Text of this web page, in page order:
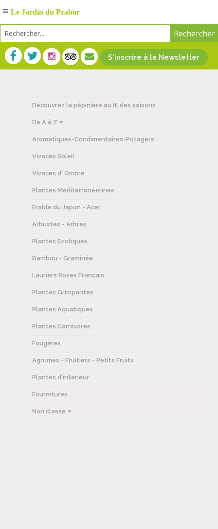
S'inscrire à la Newsletter
Découvrez la pépinière au fil des saisons
De A à Z
Aromatiques-Condimentaires-Potagers
Vivaces Soleil
Vivaces d' Ombre
Plantes Méditerranéennes
Erable du Japon - Acer
Arbustes - Arbres
Plantes Exotiques
Bambou - Graminée
Lauriers Roses Francais
Plantes Grimpantes
Plantes Aquatiques
Plantes Carnivores
Fougères
Agrumes - Fruitiers - Petits Fruits
Plantes d'intérieur
Fournitures
Non classé
Le Jardin du Prahor